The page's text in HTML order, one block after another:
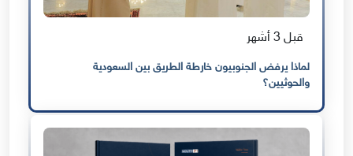
قبل 3 أشهر
لماذا يرفض الجنوبيون خارطة الطريق بين السعودية
والحوثيين؟